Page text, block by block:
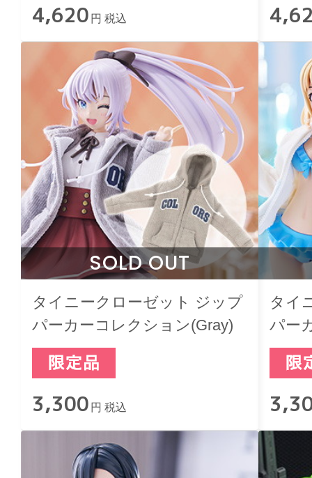
4,620 円 税込
SOLD OUT
タイニークローゼット ジップ
パーカーコレクション(Gray)
3,300 円 税込
タイ
パー
Blue)